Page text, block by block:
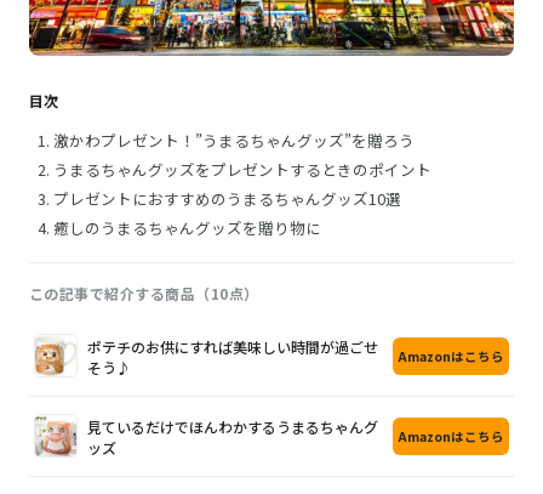
目次
激かわプレゼント！”うまるちゃんグッズ”を贈ろう
うまるちゃんグッズをプレゼントするときのポイント
プレゼントにおすすめのうまるちゃんグッズ10選
癒しのうまるちゃんグッズを贈り物に
この記事で紹介する商品（10点）
画
像
商
品入
ポテチのお供にすれば美味しい時間が過ごせ
そう♪
Amazonはこちら
見ているだけでほんわかするうまるちゃんグ
ッズ
Amazonはこちら